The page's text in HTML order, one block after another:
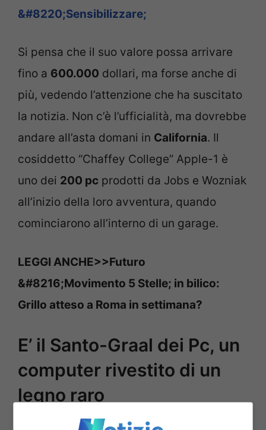
&#8220;Sensibilizzare;
Si pensa che il suo valore possa arrivare
fino a 600.000 dollari, ma forse anche di
più, vedendo l’attenzione che ha suscitato
la notizia. Non c’è l’ufficialità, ma dovrebbe
andare all’asta domani in California. Il
cosiddetto “Chaffey College” Apple-1 è
uno dei 200 pc prodotti da Jobs e Wozniak
all’inizio della loro avventura, quando
cominciarono all’interno di un garage.
LEGGI ANCHE>>Futuro
&#8216;Movimento 5 Stelle; in bilico:
Grillo atteso a Roma in settimana?
E’ il Santo-Graal dei Pc, un
computer rivestito di un
legno raro